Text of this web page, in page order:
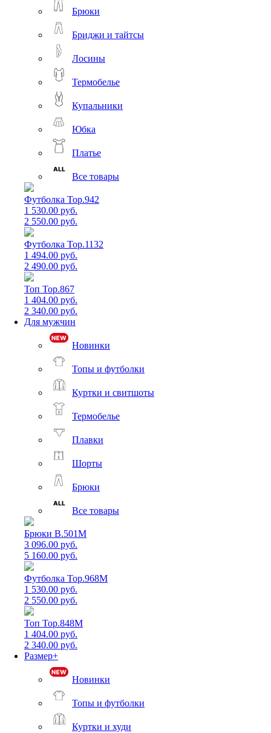
Брюки
Бриджи и тайтсы
Лосины
Термобелье
Купальники
Юбка
Платье
Все товары
Футболка Top.942
1 530.00 руб.
2 550.00 руб.
Футболка Top.1132
1 494.00 руб.
2 490.00 руб.
Топ Top.867
1 404.00 руб.
2 340.00 руб.
Для мужчин
Новинки
Топы и футболки
Куртки и свитшоты
Термобелье
Плавки
Шорты
Брюки
Все товары
Брюки B.501M
3 096.00 руб.
5 160.00 руб.
Футболка Top.968M
1 530.00 руб.
2 550.00 руб.
Топ Top.848M
1 404.00 руб.
2 340.00 руб.
Размер+
Новинки
Топы и футболки
Куртки и худи